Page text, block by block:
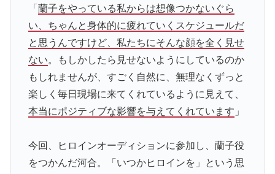
「 蘭子をやっている私からは想像つかないぐら
い、ちゃんと身体的に疲れていくスケジュールだ
と思うんですけど、私たちにそんな顔を全く見せ
ない。もしかしたら見せないようにしているのか
もしれませんが、すごく自然に、無理なくずっと
楽しく毎日現場に来てくれているように見えて、
本当にポジティブな影響を与えてくれています 」
今回、ヒロインオーディションに参加し、蘭子役
をつかんだ河合。「いつかヒロインを」という思